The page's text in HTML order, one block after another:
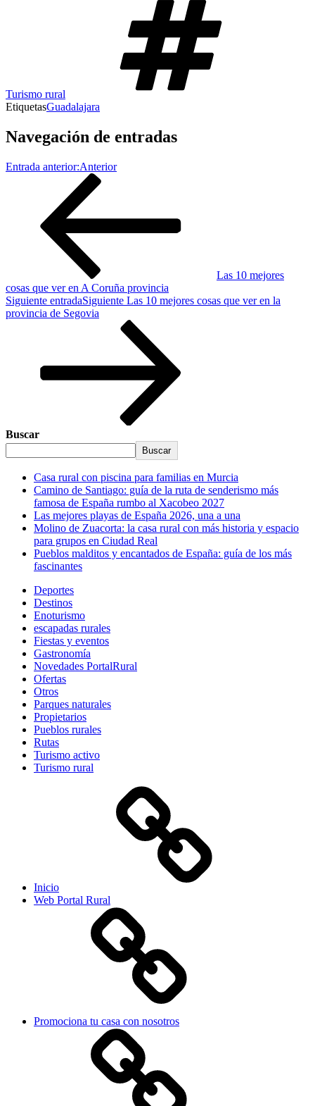
Turismo rural
EtiquetasGuadalajara
Navegación de entradas
Entrada anterior:Anterior
Las 10 mejores
cosas que ver en A Coruña provincia
Siguiente entradaSiguiente Las 10 mejores cosas que ver en la
provincia de Segovia
Buscar
Buscar
Casa rural con piscina para familias en Murcia
Camino de Santiago: guía de la ruta de senderismo más
famosa de España rumbo al Xacobeo 2027
Las mejores playas de España 2026, una a una
Molino de Zuacorta: la casa rural con más historia y espacio
para grupos en Ciudad Real
Pueblos malditos y encantados de España: guía de los más
fascinantes
Deportes
Destinos
Enoturismo
escapadas rurales
Fiestas y eventos
Gastronomía
Novedades PortalRural
Ofertas
Otros
Parques naturales
Propietarios
Pueblos rurales
Rutas
Turismo activo
Turismo rural
Inicio
Web Portal Rural
Promociona tu casa con nosotros